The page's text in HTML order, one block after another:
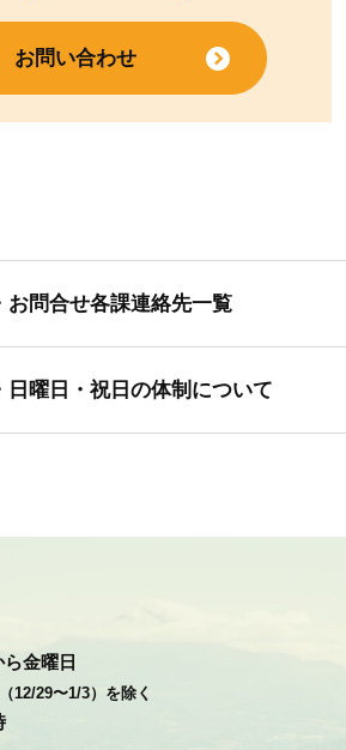
お問い合わせ
お問合せ各課連絡先一覧
日曜日・祝日の体制について
ら金曜日
12/29〜1/3）を除く